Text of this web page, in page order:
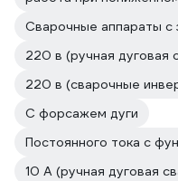
Сварочные аппараты с
220 в (ручная дуговая
220 в (сварочные
С форсажем дуги
Постоянного тока с
10 А (ручная дуговая